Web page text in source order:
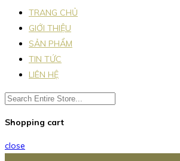
TRANG CHỦ
GIỚI THIỆU
SẢN PHẨM
TIN TỨC
LIÊN HỆ
Shopping cart
close